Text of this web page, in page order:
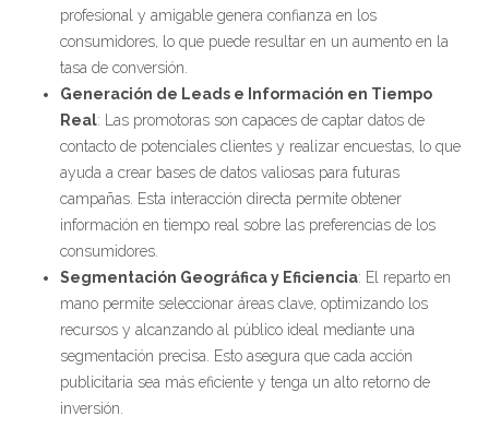
profesional y amigable genera confianza en los
consumidores, lo que puede resultar en un aumento en la
tasa de conversión.
Generación de Leads e Información en Tiempo
Real: Las promotoras son capaces de captar datos de
contacto de potenciales clientes y realizar encuestas, lo que
ayuda a crear bases de datos valiosas para futuras
campañas. Esta interacción directa permite obtener
información en tiempo real sobre las preferencias de los
consumidores.
Segmentación Geográfica y Eficiencia: El reparto en
mano permite seleccionar áreas clave, optimizando los
recursos y alcanzando al público ideal mediante una
segmentación precisa. Esto asegura que cada acción
publicitaria sea más eficiente y tenga un alto retorno de
inversión.